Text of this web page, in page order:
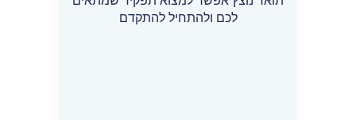
לכם ולהתחיל להתקדם